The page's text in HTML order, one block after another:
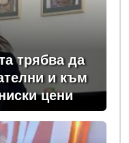
трябва да
и към
цени